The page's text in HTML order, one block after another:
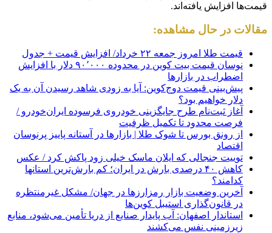
قیمت‌ها افزایش یافته‌اند.
مقالات در حال مشاهده:
قیمت طلا امروز جمعه ۲۲ خرداد/ افزایش قیمت + جدول
نوسان قیمت بیت کوین در محدوده ۹۰٬۰۰۰ دلار با افزایش
اضطراب در بازارها
پیش‌بینی قیمت دوج‌کوین: آیا به زودی شاهد رسیدن آن به یک
دلار خواهیم بود؟
آغاز ثبت‌نام طرح جایگزینی خودروی فرسوده ایران‌خودرو /
فرصت محدود تا تکمیل ظرفیت
از رونق بورس تا شوک طلا | بازارها در آستانه پاییز پرنوسان
اقتصاد
توییت جنجالی که ایلان ماسک خیلی زود پاکش کرد / عکس
کاهش ۴۰ درصدی بارش در ایران؛ کم بارش‌ترین استانها
کدامند؟
آخرین وضعیت بازار رمزارز‌ها در جهان/ مشکل غیرمنتظره
در قانون‌گذاری استیبل کوین‌ها
استاندار اصفهان: آب پایدار صنایع از دریا تأمین می‌شود، منابع
زیرزمینی نفس می‌کشند